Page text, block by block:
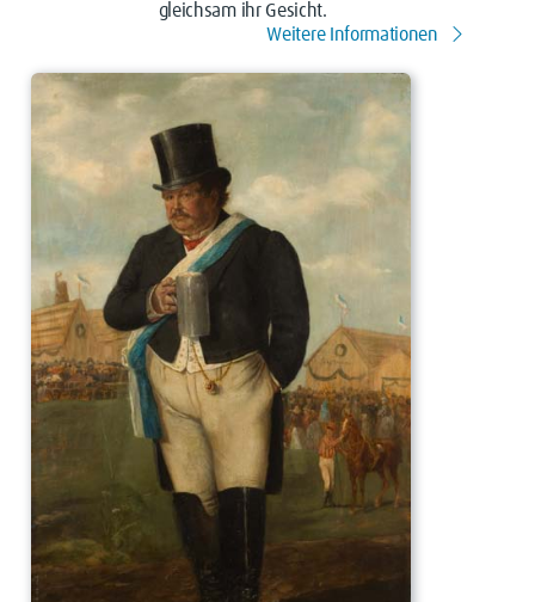
gleichsam ihr Gesicht.
Weitere Informationen